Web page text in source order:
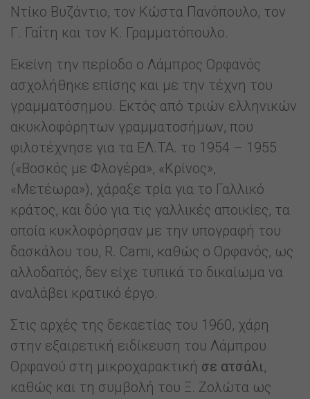
Ντίκο Βυζάντιο, τον Κώστα Πανόπουλο, τον
Γ. Γαΐτη και τον Κ. Γραμματόπουλο.
Εκείνη την περίοδο ο Λάμπρος Ορφανός
ασχολήθηκε επίσης και με την τέχνη του
γραμματόσημου. Εκτός από τριών ελληνικών
ακυκλοφόρητων γραμματοσήμων, που
φιλοτέχνησε για τα ΕΛ.ΤΑ. το 1954 – 1955
(«Βοσκός με Φλογέρα», «Κρίνος»,
«Μετέωρα»), χάραξε τρία για το Γαλλικό
κράτος, και δύο για τις γαλλικές αποικίες, τα
οποία κυκλοφόρησαν με την υπογραφή του
δασκάλου του, R. Cami, καθώς ο Ορφανός, ως
αλλοδαπός, δεν είχε τυπικά το δικαίωμα να
αναλάβει κρατικό έργο.
Στις αρχές της δεκαετίας του 1960, χάρη
στην εξαιρετική ειδίκευση του Λάμπρου
Ορφανού στη μικροχαρακτική σε ατσάλι,
καθώς και τη συμβολή του Ξ. Ζολώτα ως